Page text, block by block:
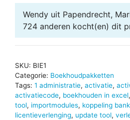
Excel
12.0
-
1
Wendy uit Papendrecht,
724 anderen kocht(en) dit
SKU: BIE1
Categorie: Boekhoudpakketten
Tags: 1 administratie, activatie,
activatiecode, boekhouden in excel,
tool, importmodules, koppeling bank
licentieverlenging, update tool,